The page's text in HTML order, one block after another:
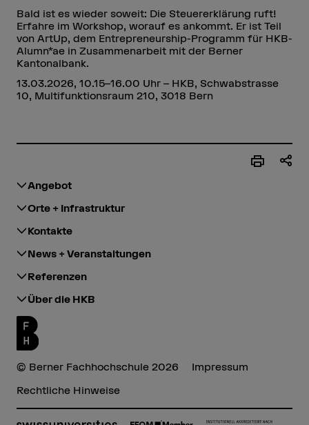
Bald ist es wieder soweit: Die Steuererklärung ruft!
Erfahre im Workshop, worauf es ankommt. Er ist Teil
von ArtUp, dem Entrepreneurship-Programm für HKB-
Alumn*ae in Zusammenarbeit mit der Berner
Kantonalbank.
13.03.2026, 10.15–16.00 Uhr – HKB, Schwabstrasse
10, Multifunktionsraum 210, 3018 Bern
Angebot
Orte + Infrastruktur
Kontakte
News + Veranstaltungen
Referenzen
Über die HKB
© Berner Fachhochschule 2026
Impressum
Rechtliche Hinweise